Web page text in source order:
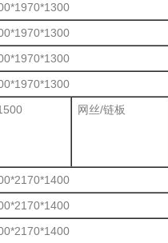
网丝/链板